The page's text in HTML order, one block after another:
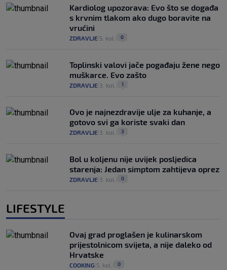
Kardiolog upozorava: Evo što se događa
s krvnim tlakom ako dugo boravite na
vrućini
ZDRAVLJE 5. kol. 0
Toplinski valovi jače pogađaju žene nego
muškarce. Evo zašto
ZDRAVLJE 3. kol. 1
Ovo je najnezdravije ulje za kuhanje, a
gotovo svi ga koriste svaki dan
ZDRAVLJE 3. kol. 3
Bol u koljenu nije uvijek posljedica
starenja: Jedan simptom zahtijeva oprez
ZDRAVLJE 3. kol. 0
LIFESTYLE
Ovaj grad proglašen je kulinarskom
prijestolnicom svijeta, a nije daleko od
Hrvatske
COOKING 5. kol. 0